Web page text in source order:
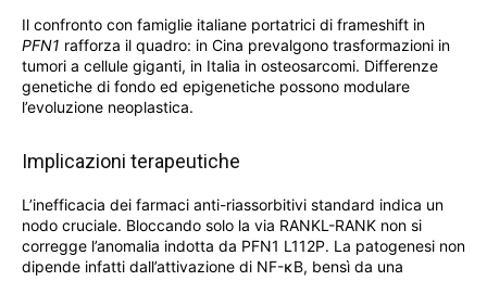
Il confronto con famiglie italiane portatrici di frameshift in
PFN1 rafforza il quadro: in Cina prevalgono trasformazioni in
tumori a cellule giganti, in Italia in osteosarcomi. Differenze
genetiche di fondo ed epigenetiche possono modulare
l’evoluzione neoplastica.
Implicazioni terapeutiche
L’inefficacia dei farmaci anti-riassorbitivi standard indica un
nodo cruciale. Bloccando solo la via RANKL-RANK non si
corregge l’anomalia indotta da PFN1 L112P. La patogenesi non
dipende infatti dall’attivazione di NF-κB, bensì da una